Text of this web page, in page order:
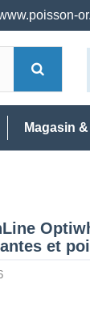
Magasin
et